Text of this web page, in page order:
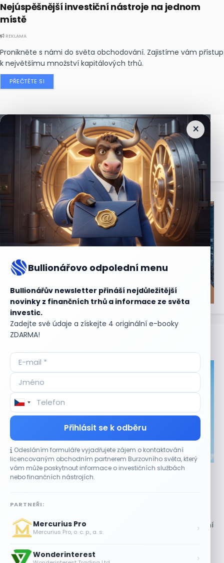
Nejúspěšnější investiční nástroje na jednom
místě
REKLAMA
Pronikněte s námi do světa obchodování. Zajistíme vám přístup
k největšímu množství kapitálových trhů.
PŘEČTĚTE SI
×
Bullionářovo odpolední menu
Bullionářův newsletter přináší nejdůležitější
novinky z finančních trhů a informace ze světa
investic.
Zadejte své údaje a získejte 4 originální e-booky
ZDARMA!
Přihlásit se k odběru
Odesláním formuláře vyjadřujete zájem o kontaktování
licencovaným obchodním partnerem Burzovního světa, který
vám může poskytnout informace o investičních službách
nebo finančních nástrojích.
PARTNEŘI:
Mercurius Pro
Mercurius Pro, o. c. p., a. s. ›
Wonderinterest ›
Nejčtenějšízprávy
Aktuální
CO HÝBE TRHEM
Akcie Micron klesají, ale nejhoršímu výprodeji
paměťových čipů unikly
Micron Technology (MU) ve čtvrtek uzavřely obchodování
se ztrátou 1,3 %. Výrobce paměťových...
Jalapeňová kauza tlačí akcie Chipotle